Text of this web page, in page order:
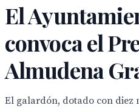
El
convoca el
Almudena
El galardón, dotado con diez